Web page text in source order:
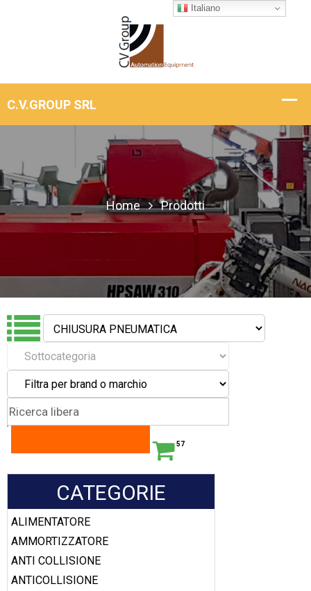
Home Prodotti
57
CATEGORIE
ALIMENTATORE
AMMORTIZZATORE
ANTI COLLISIONE
ANTICOLLISIONE
Italiano